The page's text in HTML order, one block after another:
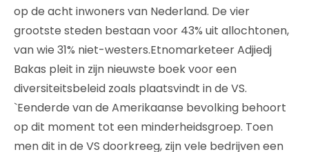
op de acht inwoners van Nederland. De vier
grootste steden bestaan voor 43% uit allochtonen,
van wie 31% niet-westers.Etnomarketeer Adjiedj
Bakas pleit in zijn nieuwste boek voor een
diversiteitsbeleid zoals plaatsvindt in de VS.
`Eenderde van de Amerikaanse bevolking behoort
op dit moment tot een minderheidsgroep. Toen
men dit in de VS doorkreeg, zijn vele bedrijven een